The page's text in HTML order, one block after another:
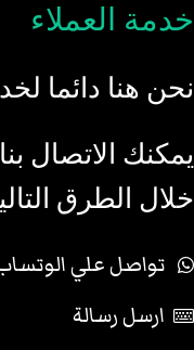
خدمة العملاء
نحن هنا دائما
يمكنك الاتصال
خلال الطرق
تواصل علي
ارسل رسالة